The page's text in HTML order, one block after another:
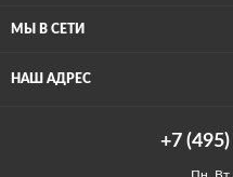
МЫ В СЕТИ
НАШ АДРЕС
+7